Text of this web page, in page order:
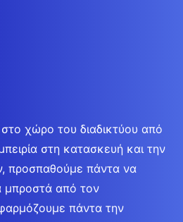
χώρο του διαδικτύου από
στη κατασκευή και την
προσπαθούμε πάντα να
μπροστά από τον
πάντα την